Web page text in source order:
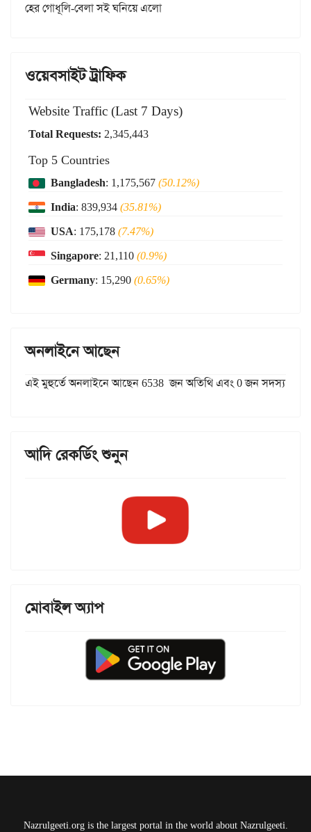
হের গোধূলি-বেলা সই ঘনিয়ে এলো
ওয়েবসাইট ট্রাফিক
Website Traffic (Last 7 Days)
Total Requests: 2,345,443
Top 5 Countries
Bangladesh: 1,175,567(50.12%)
India: 839,934(35.81%)
USA: 175,178(7.47%)
Singapore: 21,110(0.9%)
Germany: 15,290(0.65%)
অনলাইনে আছেন
এই মুহুর্তে অনলাইনে আছেন 6538 জন অতিথি এবং 0 জন সদস্য
আদি রেকর্ডিং শুনুন
মোবাইল অ্যাপ
Nazrulgeeti.org is the largest portal in the world about Nazrulgeeti.